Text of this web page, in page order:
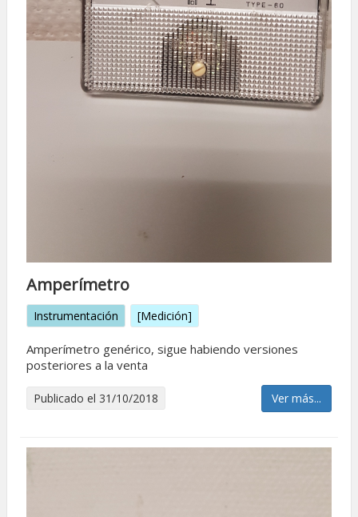
Amperí­metro
Instrumentación [Medición]
Amperímetro genérico, sigue habiendo versiones
posteriores a la venta
Publicado el 31/10/2018 Ver más...